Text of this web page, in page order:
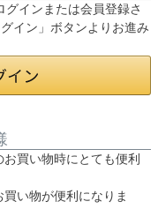
インまたは会員登録さ
イン」ボタンよりお進み
買い物時にとても便利
い物が便利になりま